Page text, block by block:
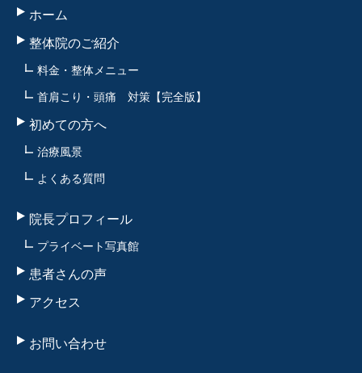
ホーム
整体院のご紹介
料金・整体メニュー
首肩こり・頭痛 対策【完全版】
初めての方へ
治療風景
よくある質問
院長プロフィール
プライベート写真館
患者さんの声
アクセス
お問い合わせ